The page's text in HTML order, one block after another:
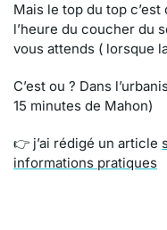
Mais le top du top c’est
l’heure du coucher du
vous attends ( lorsque
C’est ou ? Dans
15 minutes de Mahon)
👉 j’ai rédigé un article
informations pratiques